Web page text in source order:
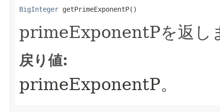
BigInteger getPrimeExponentP()
primeExponentPを返し
戻り値:
primeExponentP。